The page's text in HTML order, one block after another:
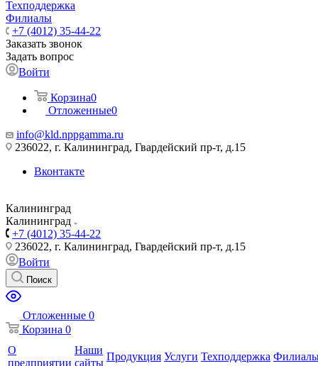
Техподдержка
Филиалы
+7 (4012) 35-44-22
Заказать звонок
Задать вопрос
Войти
Корзина0
Отложенные0
info@kld.nppgamma.ru
236022, г. Калининград, Гвардейский пр-т, д.15
Вконтакте
Калининград
Калининград
+7 (4012) 35-44-22
236022, г. Калининград, Гвардейский пр-т, д.15
Войти
Поиск
Отложенные 0
Корзина 0
О
предприятии
Наши
сайты
Продукция Услуги Техподдержка